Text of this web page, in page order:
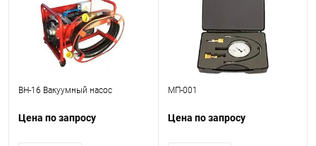
ВН-16 Вакуумный насос
Цена по запросу
МП-001
Цена по запросу